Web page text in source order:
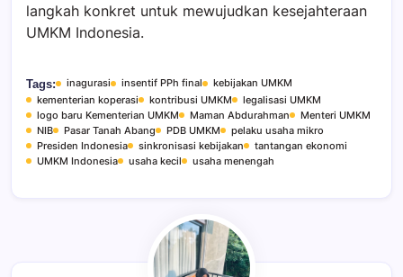
langkah konkret untuk mewujudkan kesejahteraan
UMKM Indonesia.
Tags: inagurasi insentif PPh final
kebijakan UMKM
kementerian koperasi
kontribusi UMKM
legalisasi UMKM
logo baru Kementerian UMKM
Maman Abdurahman
Menteri UMKM
NIB
Pasar Tanah Abang PDB UMKM
pelaku usaha mikro
Presiden Indonesia
sinkronisasi kebijakan
tantangan ekonomi
UMKM Indonesia
usaha kecil usaha menengah